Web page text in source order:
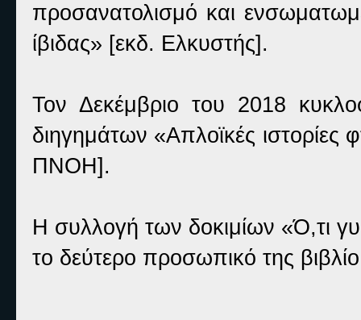
προσανατολισμό και
ίβιδας» [εκδ. Ελκυστής].
Τον Δεκέμβριο του 2018
διηγημάτων «Απλοϊκές
ΠΝΟΗ].
Η συλλογή των δοκιμίων «Ό,τι
το δεύτερο προσωπικό της